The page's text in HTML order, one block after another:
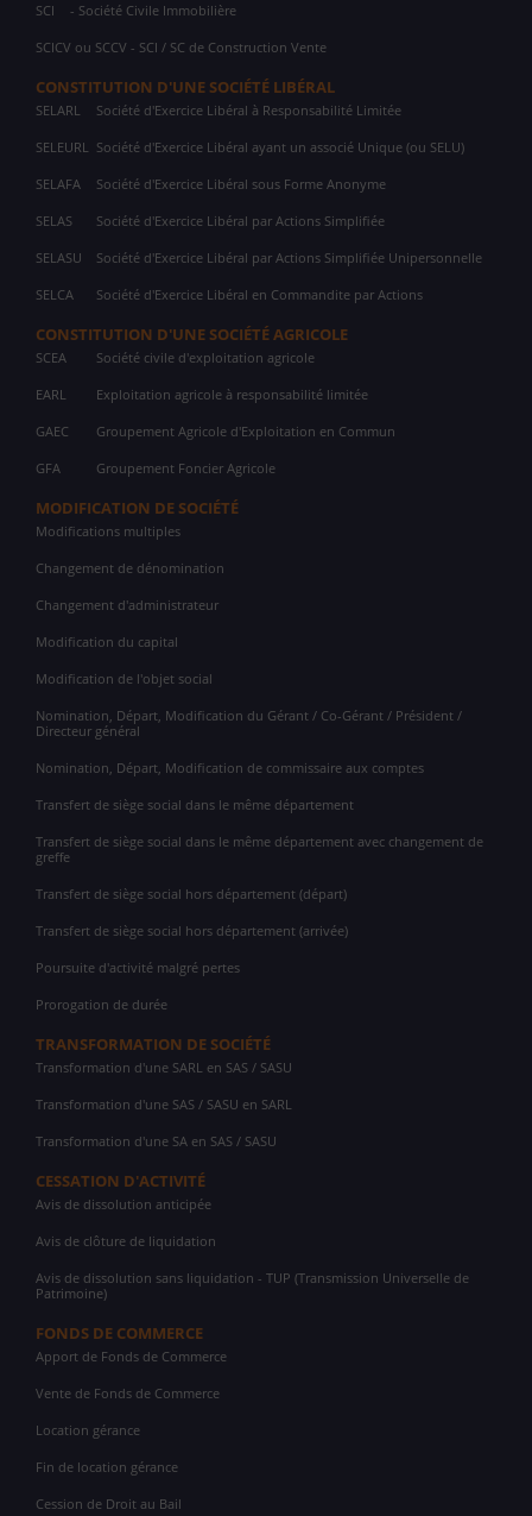
SCI - Société Civile Immobilière
SCICV ou SCCV - SCI / SC de Construction Vente
CONSTITUTION D'UNE SOCIÉTÉ LIBÉRAL
SELARL Société d'Exercice Libéral à Responsabilité Limitée
SELEURL Société d'Exercice Libéral ayant un associé Unique (ou SELU)
SELAFA Société d'Exercice Libéral sous Forme Anonyme
SELAS Société d'Exercice Libéral par Actions Simplifiée
SELASU Société d'Exercice Libéral par Actions Simplifiée Unipersonnelle
SELCA Société d'Exercice Libéral en Commandite par Actions
CONSTITUTION D'UNE SOCIÉTÉ AGRICOLE
SCEA Société civile d'exploitation agricole
EARL Exploitation agricole à responsabilité limitée
GAEC Groupement Agricole d'Exploitation en Commun
GFA Groupement Foncier Agricole
MODIFICATION DE SOCIÉTÉ
Modifications multiples
Changement de dénomination
Changement d'administrateur
Modification du capital
Modification de l'objet social
Nomination, Départ, Modification du Gérant / Co-Gérant / Président /
Directeur général
Nomination, Départ, Modification de commissaire aux comptes
Transfert de siège social dans le même département
Transfert de siège social dans le même département avec changement de
greffe
Transfert de siège social hors département (départ)
Transfert de siège social hors département (arrivée)
Poursuite d'activité malgré pertes
Prorogation de durée
TRANSFORMATION DE SOCIÉTÉ
Transformation d'une SARL en SAS / SASU
Transformation d'une SAS / SASU en SARL
Transformation d'une SA en SAS / SASU
CESSATION D'ACTIVITÉ
Avis de dissolution anticipée
Avis de clôture de liquidation
Avis de dissolution sans liquidation - TUP (Transmission Universelle de
Patrimoine)
FONDS DE COMMERCE
Apport de Fonds de Commerce
Vente de Fonds de Commerce
Location gérance
Fin de location gérance
Cession de Droit au Bail